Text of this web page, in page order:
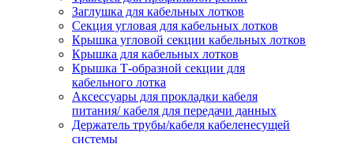
Заглушка для кабельных лотков
Секция угловая для кабельных лотков
Крышка угловой секции кабельных лотков
Крышка для кабельных лотков
Крышка Т-образной секции для
кабельного лотка
Аксессуары для прокладки кабеля
питания/ кабеля для передачи данных
Держатель трубы/кабеля кабеленесущей
системы